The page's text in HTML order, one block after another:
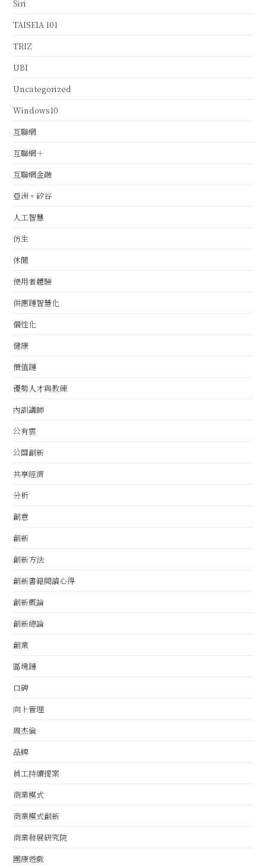
Siri
TAISEIA 101
TRIZ
UBI
Uncategorized
Windows10
互聯網
互聯網＋
互聯網金融
亞洲。矽谷
人工智慧
仿生
休閒
使用者體驗
供應鏈智慧化
個性化
健康
價值鏈
優勢人才與教練
內訓講師
公有雲
公關創新
共享經濟
分析
創意
創新
創新方法
創新書籍閱讀心得
創新概論
創新總論
創業
區塊鏈
口碑
向上管理
周杰倫
品牌
員工持續提案
商業模式
商業模式創新
商業發展研究院
團康遊戲